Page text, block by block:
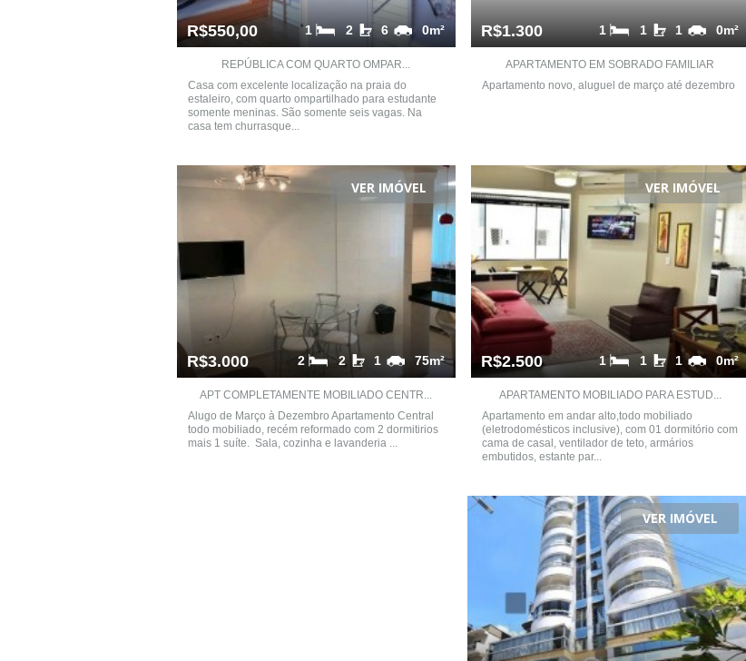
R$550,00 0m²
6
2
1
REPÚBLICA COM QUARTO OMPAR...
Casa com excelente localização na praia do
estaleiro, com quarto ompartilhado para estudante
somente meninas. São somente seis vagas. Na
casa tem churrasque...
R$1.300 0m²
1
1
1
APARTAMENTO EM SOBRADO FAMILIAR
Apartamento novo, aluguel de março até dezembro
VER IMÓVEL
R$3.000 75m²
1
2
2
APT COMPLETAMENTE MOBILIADO CENTR...
Alugo de Março à Dezembro Apartamento Central
todo mobiliado, recém reformado com 2 dormitirios
mais 1 suíte. Sala, cozinha e lavanderia ...
VER IMÓVEL
R$2.500 0m²
1
1
1
APARTAMENTO MOBILIADO PARA ESTUD...
Apartamento em andar alto,todo mobiliado
(eletrodomésticos inclusive), com 01 dormitório com
cama de casal, ventilador de teto, armários
embutidos, estante par...
VER IMÓVEL